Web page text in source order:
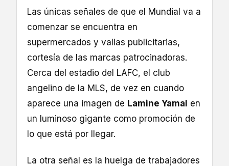
Las únicas señales de que el Mundial va a
comenzar se encuentra en
supermercados y vallas publicitarias,
cortesía de las marcas patrocinadoras.
Cerca del estadio del LAFC, el club
angelino de la MLS, de vez en cuando
aparece una imagen de Lamine Yamal en
un luminoso gigante como promoción de
lo que está por llegar.
La otra señal es la huelga de trabajadores